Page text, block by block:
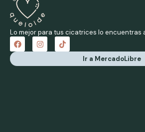
Lo mejor para tus cicatrices lo encuentras
Ir a MercadoLibre